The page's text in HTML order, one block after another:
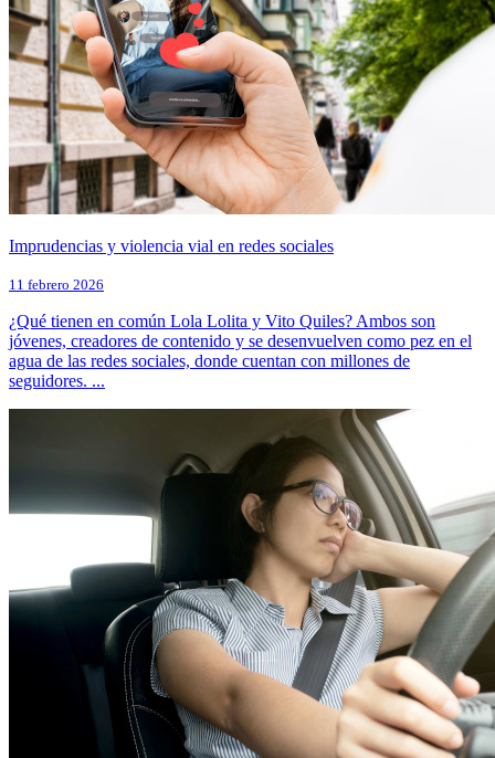
Imprudencias y violencia vial en redes sociales
11 febrero 2026
¿Qué tienen en común Lola Lolita y Vito Quiles? Ambos son
jóvenes, creadores de contenido y se desenvuelven como pez en el
agua de las redes sociales, donde cuentan con millones de
seguidores. ...